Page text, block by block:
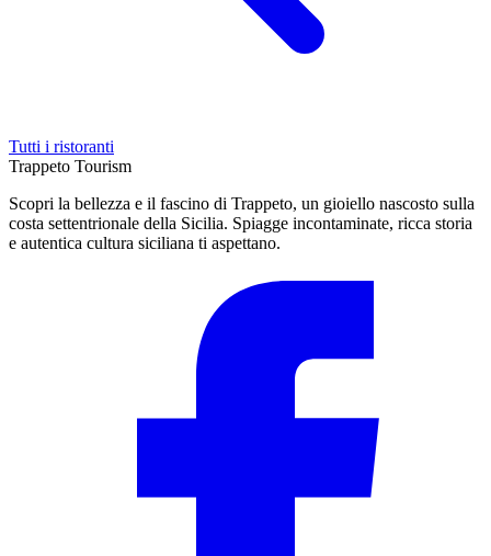
Tutti i ristoranti
Trappeto Tourism
Scopri la bellezza e il fascino di Trappeto, un gioiello nascosto sulla
costa settentrionale della Sicilia. Spiagge incontaminate, ricca storia
e autentica cultura siciliana ti aspettano.